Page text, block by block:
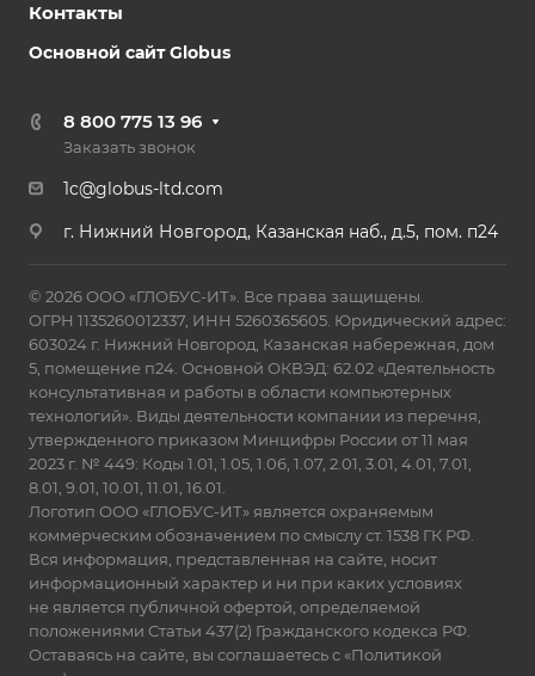
Контакты
Основной сайт Globus
8 800 775 13 96
Заказать звонок
1c@globus-ltd.com
г. Нижний Новгород, Казанская наб., д.5, пом. п24
© 2026 ООО «ГЛОБУС-ИТ». Все права защищены.
ОГРН 1135260012337, ИНН 5260365605. Юридический адрес:
603024 г. Нижний Новгород, Казанская набережная, дом
5, помещение п24. Основной ОКВЭД: 62.02 «Деятельность
консультативная и работы в области компьютерных
технологий». Виды деятельности компании из перечня,
утвержденного приказом Минцифры России от 11 мая
2023 г. № 449: Коды 1.01, 1.05, 1.06, 1.07, 2.01, 3.01, 4.01, 7.01,
8.01, 9.01, 10.01, 11.01, 16.01.
Логотип ООО «ГЛОБУС-ИТ» является охраняемым
коммерческим обозначением по смыслу ст. 1538 ГК РФ.
Вся информация, представленная на сайте, носит
информационный характер и ни при каких условиях
не является публичной офертой, определяемой
положениями Статьи 437(2) Гражданского кодекса РФ.
Оставаясь на сайте, вы соглашаетесь с «Политикой